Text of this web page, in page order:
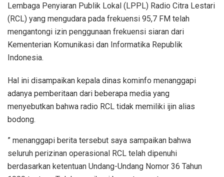
Lembaga Penyiaran Publik Lokal (LPPL) Radio Citra Lestari
(RCL) yang mengudara pada frekuensi 95,7 FM telah
mengantongi izin penggunaan frekuensi siaran dari
Kementerian Komunikasi dan Informatika Republik
Indonesia.
Hal ini disampaikan kepala dinas kominfo menanggapi
adanya pemberitaan dari beberapa media yang
menyebutkan bahwa radio RCL tidak memiliki ijin alias
bodong.
” menanggapi berita tersebut saya sampaikan bahwa
seluruh perizinan operasional RCL telah dipenuhi
berdasarkan ketentuan Undang-Undang Nomor 36 Tahun